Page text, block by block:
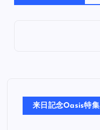
来日記念Oasis特集